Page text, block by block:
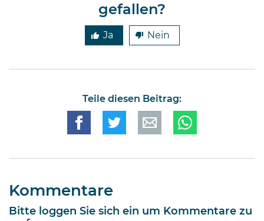
gefallen?
Ja Nein
Teile diesen Beitrag:
Kommentare
Bitte loggen Sie sich ein um Kommentare zu